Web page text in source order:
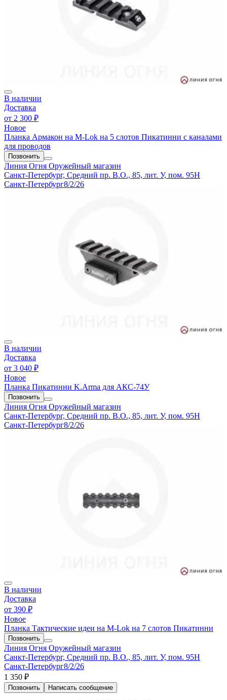
В наличии
Доставка
от 2 300 ₽
Новое
Планка Армакон на M-Lok на 5 слотов Пикатинни с каналами
для проводов
Позвонить
Линия Огня Оружейный магазин
Санкт-Петербург, Средний пр. В.О., 85, лит. У, пом. 95Н
Санкт-Петербург8/2/26
В наличии
Доставка
от 3 040 ₽
Новое
Планка Пикатинни K.Arma для АКС-74У
Позвонить
Линия Огня Оружейный магазин
Санкт-Петербург, Средний пр. В.О., 85, лит. У, пом. 95Н
Санкт-Петербург8/2/26
В наличии
Доставка
от 390 ₽
Новое
Планка Тактические идеи на M-Lok на 7 слотов Пикатинни
Позвонить
Линия Огня Оружейный магазин
Санкт-Петербург, Средний пр. В.О., 85, лит. У, пом. 95Н
Санкт-Петербург8/2/26
1 350 ₽
Позвонить Написать сообщение